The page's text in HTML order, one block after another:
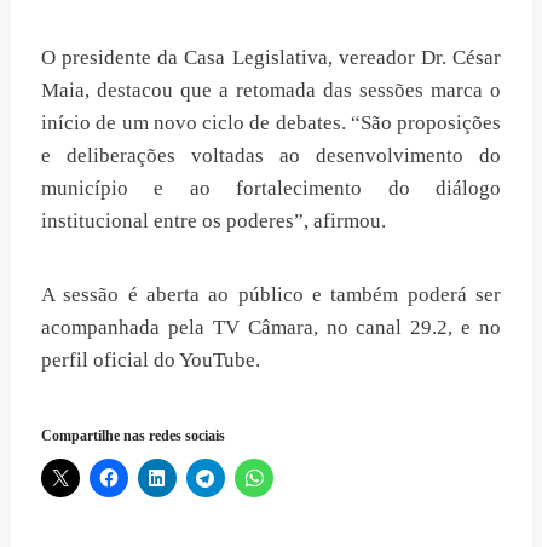
O presidente da Casa Legislativa, vereador Dr. César
Maia, destacou que a retomada das sessões marca o
início de um novo ciclo de debates. “São proposições
e deliberações voltadas ao desenvolvimento do
município e ao fortalecimento do diálogo
institucional entre os poderes”, afirmou.
A sessão é aberta ao público e também poderá ser
acompanhada pela TV Câmara, no canal 29.2, e no
perfil oficial do YouTube.
Compartilhe nas redes sociais